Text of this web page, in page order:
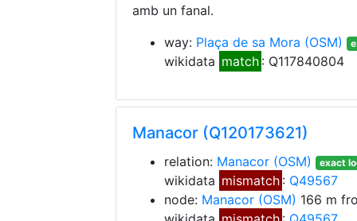
amb un fanal.
way: Plaça de sa Mora (OSM)
wikidata match : Q117840804
Manacor (Q120173621)
relation: Manacor (OSM) exact
wikidata mismatch : Q49567
node: Manacor (OSM) 166 m